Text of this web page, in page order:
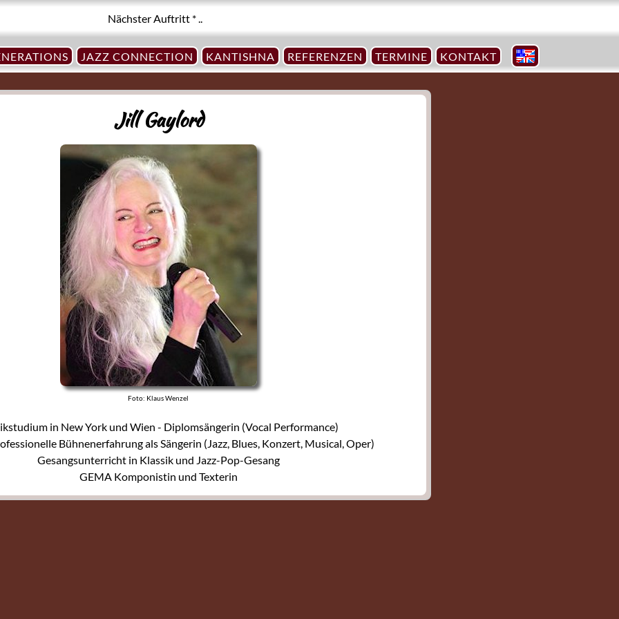
Nächster Auftritt * ..
JAZZ CONNECTION KANTISHNA REFERENZEN TERMINE KONTAKT
Jill Gaylord
Foto: Klaus Wenzel
in New York und Wien - Diplomsängerin (Vocal Performance)
Bühnenerfahrung als Sängerin (Jazz, Blues, Konzert, Musical, Oper)
Gesangsunterricht in Klassik und Jazz-Pop-Gesang
GEMA Komponistin und Texterin